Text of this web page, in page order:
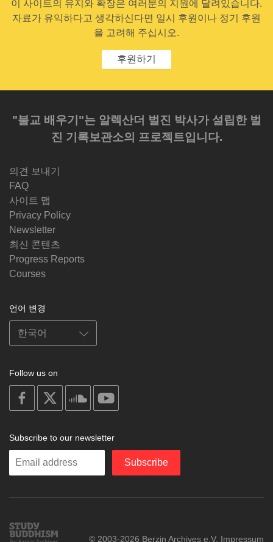
이 사이트의 유지와 확장은 여러분의 지원에 달려있습니다.
자료가 유익하다고 생각하신다면 일시 후원이나 정기 후원
을 고려해 주십시오.
후원하기
"불교 배우기"는 알렉산더 벌진 박사가 설립한 벌
진 기록보관소의 프로젝트입니다.
의견 보내기
FAQ
사이트 맵
Privacy Policy
Newsletter
최신 콘텐츠
Progress Reports
Courses
언어 변경
Follow us on
on
facebook
soundcloud
Subscribe to our newsletter
Enter
Subscribe
Study
Buddhism
© 2003-2026 Berzin Archives e.V. Impressum